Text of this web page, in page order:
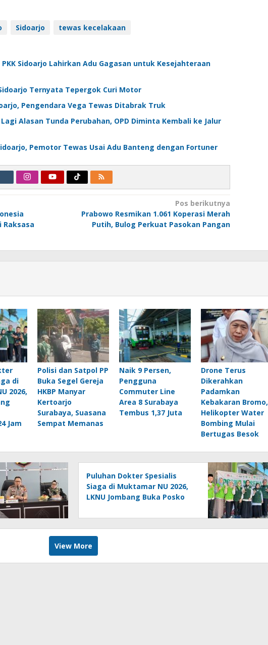
Sidoarjo tewas kecelakaan
Sidoarjo Lahirkan Adu Gagasan untuk Kesejahteraan
Ternyata Tepergok Curi Motor
Pengendara Vega Tewas Ditabrak Truk
Alasan Tunda Perubahan, OPD Diminta Kembali ke Jalur
Pemotor Tewas Usai Adu Banteng dengan Fortuner
Raksasa
Pos berikutnya
Prabowo Resmikan 1.061 Koperasi Merah
Putih, Bulog Perkuat Pasokan Pangan
di
2026,
Jam
Polisi dan Satpol PP
Buka Segel Gereja
HKBP Manyar
Kertoarjo
Surabaya, Suasana
Sempat Memanas
Naik 9 Persen,
Pengguna
Commuter Line
Area 8 Surabaya
Tembus 1,37 Juta
Drone Terus
Dikerahkan
Padamkan
Kebakaran Bromo,
Helikopter Water
Bombing Mulai
Bertugas Besok
Puluhan Dokter Spesialis
Siaga di Muktamar NU 2026,
LKNU Jombang Buka Posko
View More